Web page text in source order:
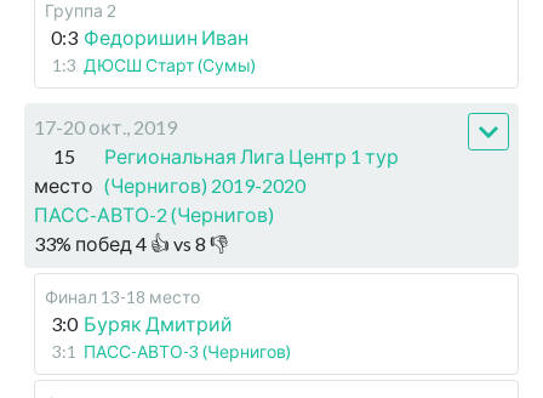
Группа 2
0:3 Федоришин Иван
1:3 ДЮСШ Старт (Сумы)
17-20 окт., 2019
15
место
Региональная Лига Центр 1 тур
(Чернигов) 2019-2020
ПАСС-АВТО-2 (Чернигов)
33% побед 4 👍 vs 8 👎
Финал 13-18 место
3:0 Буряк Дмитрий
3:1 ПАСС-АВТО-3 (Чернигов)